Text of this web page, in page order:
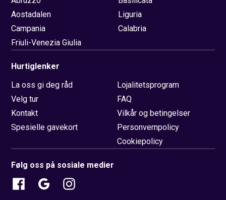
Aostadalen
Liguria
Campania
Calabria
Friuli-Venezia Giulia
Hurtiglenker
La oss gi deg råd
Velg tur
Kontakt
Spesielle gavekort
Lojalitetsprogram
FAQ
Vilkår og betingelser
Personvernpolicy
Cookiepolicy
Følg oss på sosiale medier